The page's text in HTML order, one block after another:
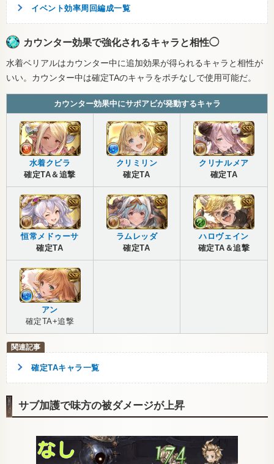
イベント効率周回編成一覧
カウンター効果で強化されるキャラと相性◯
水着ベリアルはカウンター中に追加効果が得られるキャラと相性が
いい。カウンター中は確定TAのキャラをポチなしで使用可能だ。
カウンター効果中にサポアビが発動するキャラ
水着クビラ
確定TA＆追撃
クリミリン
確定TA
クリナルメア
確定TA
恒常メドゥーサ
確定TA
ラムレッダ
確定TA
ハロヴェイン
確定TA＆追撃
アン
確定TA+追撃
確定TAキャラ一覧
サブ加護で味方の被ダメージが上昇